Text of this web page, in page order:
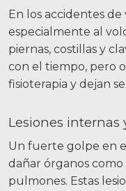
En los accidentes
especialmente al
piernas, costillas y
con el tiempo, pero
fisioterapia y dejan
Lesiones internas
Un fuerte golpe en
dañar órganos
pulmones. Estas